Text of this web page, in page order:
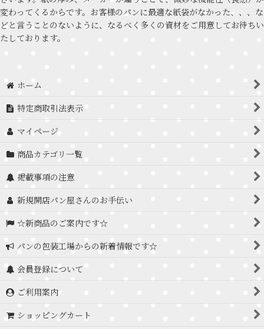
変わってくるからです。お客様のパンに最適な紙袋がなかった、、、な
どと言うことのないように、なるべく多くの資材をご用意してお待ちい
たしております。
ホーム
特定商取引法表示
マイページ
商品カテゴリ一覧
掲載事項の注意
新規開店パン屋さんのお手伝い
☆新商品のご案内です☆
パンの包装工場からの新着情報です☆
会員登録について
ご利用案内
ショッピングカート